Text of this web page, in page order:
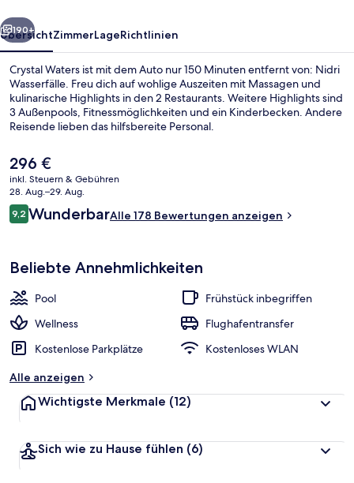
Weiter
190+
ÜbersichtZimmerLageRichtlinien
Crystal Waters ist mit dem Auto nur 150 Minuten entfernt von: Nidri
Wasserfälle. Freu dich auf wohlige Auszeiten mit Massagen und
kulinarische Highlights in den 2 Restaurants. Weitere Highlights sind
3 Außenpools, Fitnessmöglichkeiten und ein Kinderbecken. Andere
Reisende lieben das hilfsbereite Personal.
Der
aktuelle
Preis
beträgt
296 €.
296 €
inkl. Steuern & Gebühren
28. Aug.–29. Aug.
Bewertungen
9,29,2 von 10.
WunderbarAlle 178 Bewertungen anzeigen
Beliebte Annehmlichkeiten
Pool
Frühstück inbegriffen
Wellness
Flughafentransfer
Kostenlose Parkplätze
Kostenloses WLAN
Alle anzeigen
Wichtigste Merkmale (12)
Sich wie zu Hause fühlen (6)